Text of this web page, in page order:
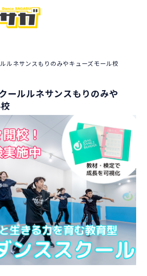
ルネサンスもりのみやキューズモール校
ールルネサンスもりのみや